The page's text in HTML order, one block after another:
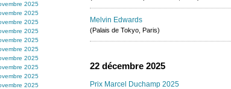
2025
2025
2025
2025
2025
2025
2025
2025
2025
2025
Melvin Edwards
(Palais de Tokyo, Paris)
22 décembre 2025
Prix Marcel Duchamp 2025